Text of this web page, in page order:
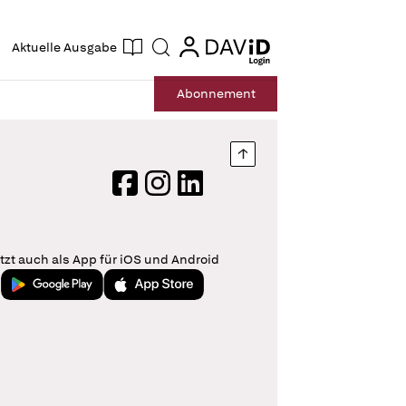
Aktuelle Ausgabe Suche login
login
Abonnement
Nach oben springen
FacebookInstagram
LinkedIn
auch als App für iOS und Android
Jetzt bei Google PlayLaden im App Store